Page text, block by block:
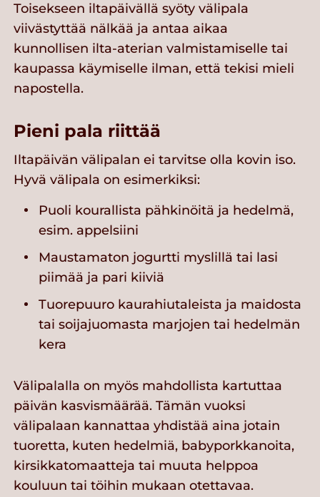
Toisekseen iltapäivällä syöty välipala
viivästyttää nälkää ja antaa aikaa
kunnollisen ilta-aterian valmistamiselle tai
kaupassa käymiselle ilman, että tekisi mieli
napostella.
Pieni pala riittää
Iltapäivän välipalan ei tarvitse olla kovin iso.
Hyvä välipala on esimerkiksi:
Puoli kourallista pähkinöitä ja hedelmä,
esim. appelsiini
Maustamaton jogurtti myslillä tai lasi
piimää ja pari kiiviä
Tuorepuuro kaurahiutaleista ja maidosta
tai soijajuomasta marjojen tai hedelmän
kera
Välipalalla on myös mahdollista kartuttaa
päivän kasvismäärää. Tämän vuoksi
välipalaan kannattaa yhdistää aina jotain
tuoretta, kuten hedelmiä, babyporkkanoita,
kirsikkatomaatteja tai muuta helppoa
kouluun tai töihin mukaan otettavaa.